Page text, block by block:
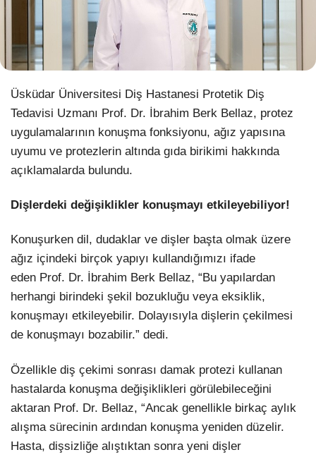
Instagram
Youtube
Pinterest
Dribbble
Üsküdar Üniversitesi Diş Hastanesi Protetik Diş
Tedavisi Uzmanı Prof. Dr. İbrahim Berk Bellaz, protez
uygulamalarının konuşma fonksiyonu, ağız yapısına
uyumu ve protezlerin altında gıda birikimi hakkında
açıklamalarda bulundu.
Dişlerdeki değişiklikler konuşmayı etkileyebiliyor!
Konuşurken dil, dudaklar ve dişler başta olmak üzere
ağız içindeki birçok yapıyı kullandığımızı ifade
eden Prof. Dr. İbrahim Berk Bellaz, “Bu yapılardan
herhangi birindeki şekil bozukluğu veya eksiklik,
konuşmayı etkileyebilir. Dolayısıyla dişlerin çekilmesi
de konuşmayı bozabilir.” dedi.
Özellikle diş çekimi sonrası damak protezi kullanan
hastalarda konuşma değişiklikleri görülebileceğini
aktaran Prof. Dr. Bellaz, “Ancak genellikle birkaç aylık
alışma sürecinin ardından konuşma yeniden düzelir.
Hasta, dişsizliğe alıştıktan sonra yeni dişler